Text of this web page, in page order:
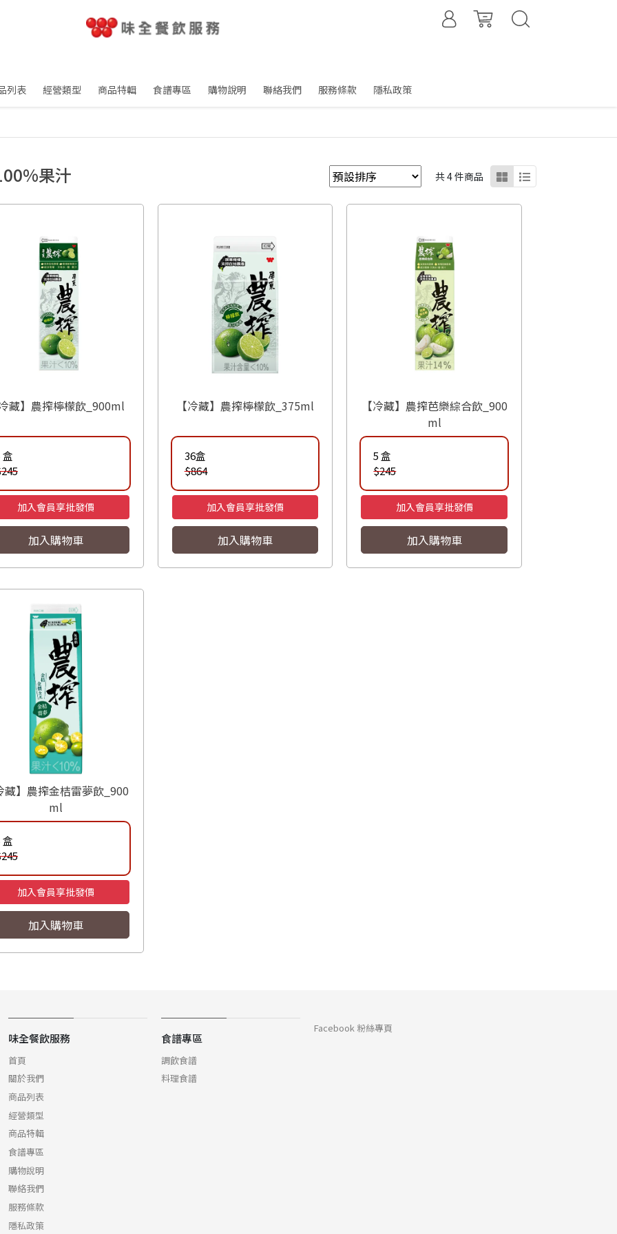
列表 經營類型 商品特輯 食譜專區 購物說明 聯絡我們 服務條款 隱私政策
果汁 共 4 件商品
藏】農搾檸檬飲_900ml
盒
加入會員享批發價
加入購物車
【冷藏】農搾檸檬飲_375ml
36盒
$864
加入會員享批發價
加入購物車
【冷藏】農搾芭樂綜合飲_900
ml
5 盒
$245
加入會員享批發價
加入購物車
藏】農搾金桔雷夢飲_900
ml
盒
加入會員享批發價
加入購物車
味全餐飲服務
首頁
關於我們
商品列表
經營類型
商品特輯
食譜專區
購物說明
聯絡我們
服務條款
隱私政策
食譜專區
調飲食譜
料理食譜
Facebook 粉絲專頁